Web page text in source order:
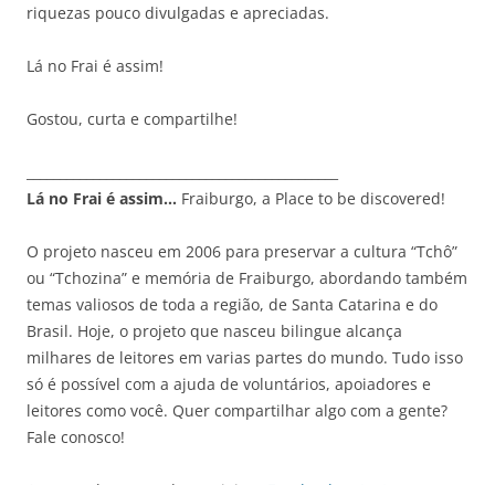
riquezas pouco divulgadas e apreciadas.
Lá no Frai é assim!
Gostou, curta e compartilhe!
Lá no Frai é assim… Fraiburgo, a Place to be discovered!
O projeto nasceu em 2006 para preservar a cultura “Tchô”
ou “Tchozina” e memória de Fraiburgo, abordando também
temas valiosos de toda a região, de Santa Catarina e do
Brasil. Hoje, o projeto que nasceu bilingue alcança
milhares de leitores em varias partes do mundo. Tudo isso
só é possível com a ajuda de voluntários, apoiadores e
leitores como você. Quer compartilhar algo com a gente?
Fale conosco!